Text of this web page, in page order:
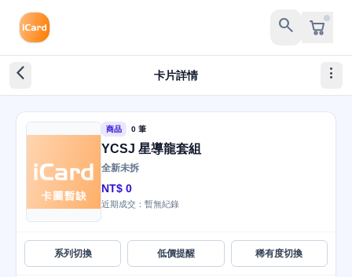
search
arrow_back_ios_new 卡片詳情 more_vert
商品 0 筆
YCSJ 星導龍套組
全新未拆
NT$ 0
近期成交：暫無紀錄
系列切換 低價提醒 稀有度切換